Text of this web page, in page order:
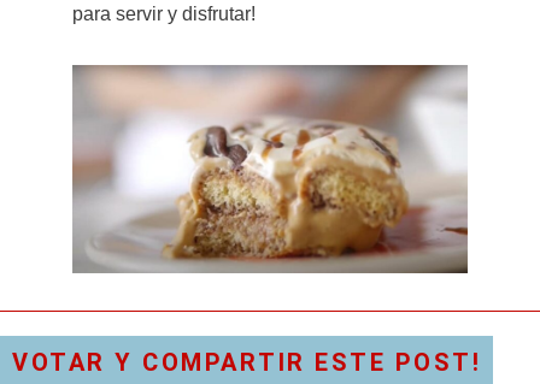
para servir y disfrutar!
VOTAR Y COMPARTIR ESTE POST!